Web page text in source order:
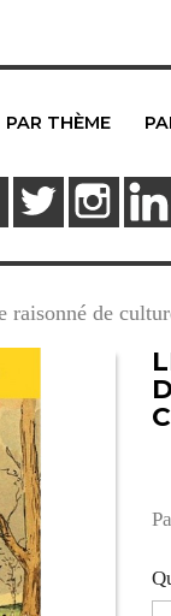
PAR THÈME
FacebookTwitter
de